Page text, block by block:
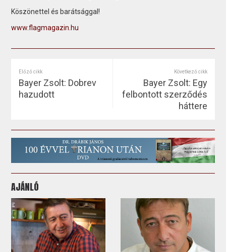
Köszönettel és barátsággal!
www.flagmagazin.hu
Előző cikk
Bayer Zsolt: Dobrev
hazudott
Következő cikk
Bayer Zsolt: Egy
felbontott szerződés
háttere
AJÁNLÓ